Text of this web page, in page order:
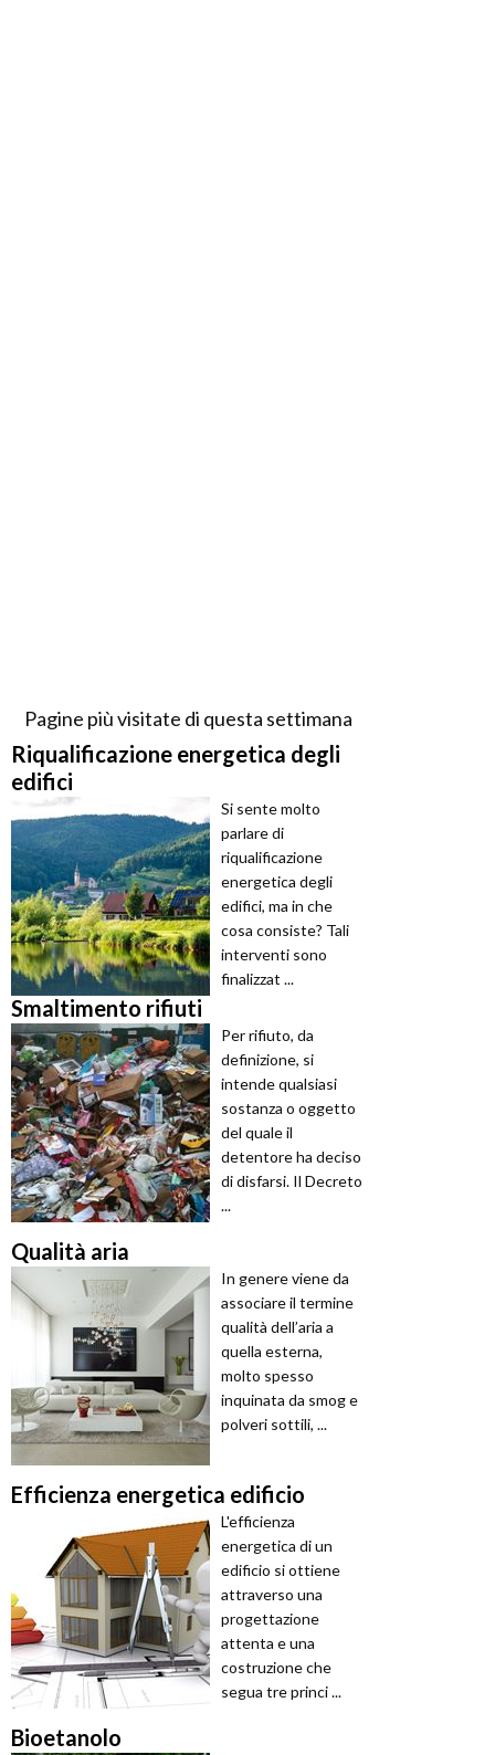
Pagine più visitate di questa settimana
Riqualificazione energetica degli
edifici
Si sente molto
parlare di
riqualificazione
energetica degli
edifici, ma in che
cosa consiste? Tali
interventi sono
finalizzat ...
Smaltimento rifiuti
Per rifiuto, da
definizione, si
intende qualsiasi
sostanza o oggetto
del quale il
detentore ha deciso
di disfarsi. Il Decreto
...
Qualità aria
In genere viene da
associare il termine
qualità dell’aria a
quella esterna,
molto spesso
inquinata da smog e
polveri sottili, ...
Efficienza energetica edificio
L'efficienza
energetica di un
edificio si ottiene
attraverso una
progettazione
attenta e una
costruzione che
segua tre princi ...
Bioetanolo